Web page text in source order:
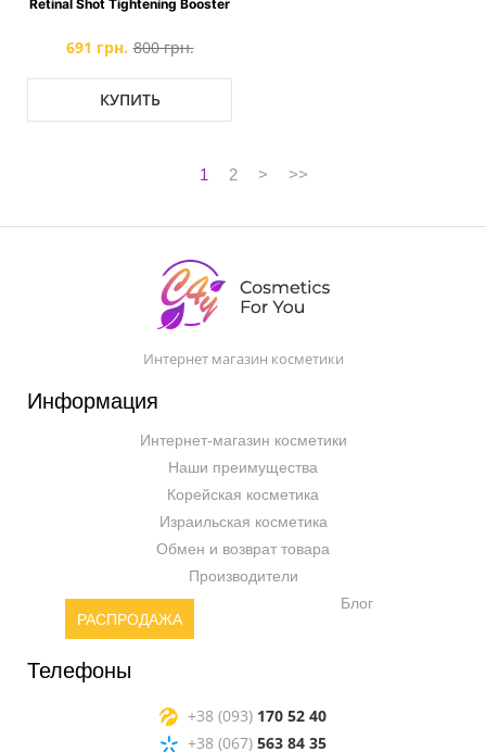
Retinal Shot Tightening Booster
691 грн. 800 грн.
КУПИТЬ
1 2 > >>
Интернет магазин косметики
Информация
Интернет-магазин косметики
Наши преимущества
Корейская косметика
Израильская косметика
Обмен и возврат товара
Производители
РАСПРОДАЖА
Блог
Телефоны
+38 (093) 170 52 40
+38 (067) 563 84 35